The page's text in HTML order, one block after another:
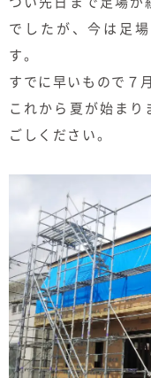
ニュー
お電話での
お問い合わ
せ
でしたが、今は足
す。
すでに早いもので７
これから夏が始ま
ごしください。